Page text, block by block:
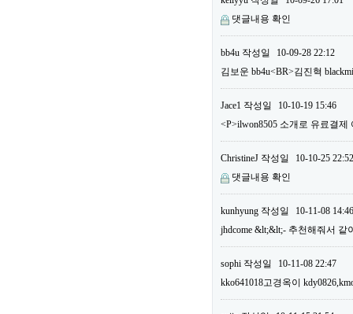
댓글내용 확인
bb4u 작성일
10-09-28 22:12
김보운 bb4u<BR>김진혁
Jace1 작성일
10-10-19 15:46
<P>ilwon8505 소개로 유료결
ChristineJ 작성일
10-10-25 22:52
댓글내용 확인
kunhyung 작성일
10-11-08 14:46
jhdcome &lt;&lt;- 추천해줘서
sophi 작성일
10-11-08 22:47
kko641018고경옥이